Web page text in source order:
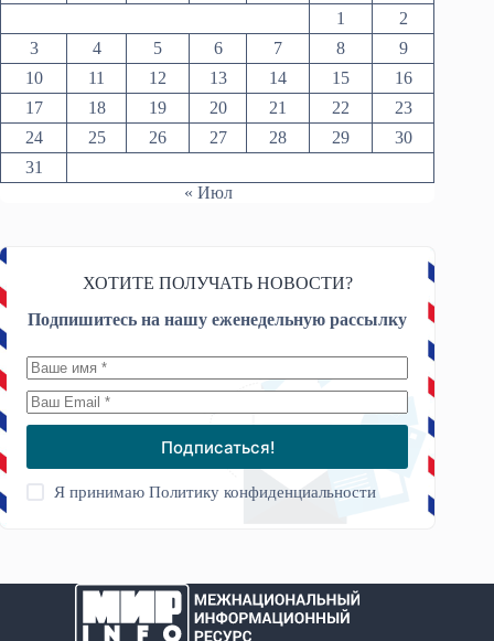
1
2
3
4 5 6 7 8
9
10
11 12 13 14 15
16
17
18 19 20 21 22
23
24
25 26 27 28 29
30
31
« Июл
ХОТИТЕ ПОЛУЧАТЬ НОВОСТИ?
Подпишитесь на нашу еженедельную рассылку
Подписаться!
Я принимаюПолитику конфиденциальности